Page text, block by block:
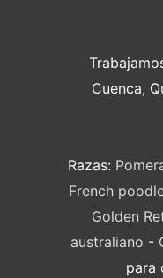
Cuenca,
Razas:
French
Golden
australiano -
para